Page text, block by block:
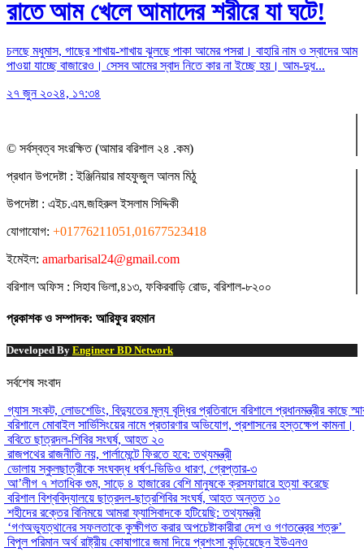
রাতে আম খেলে আমাদের শরীরে যা ঘটে!
চলছে মধুমাস, গাছের শাখায়-শাখায় ঝুলছে পাকা আমের পসরা। বাহারি নাম ও স্বাদের আম
পাওয়া যাচ্ছে বাজারেও। সেসব আমের স্বাদ নিতে কার না ইচ্ছে হয়। আম-দুধ...
২৭ জুন ২০২৪, ১৭:৩৪
© সর্বস্বত্ব সংরক্ষিত (আমার বরিশাল ২৪ .কম)
প্রধান ‍উপদেষ্টা : ‍ইঞ্জিনিয়ার মাহফুজুল আলম মিঠু
উপদেষ্টা : এইচ.এম.জহিরুল ইসলাম সিদ্দিকী
যোগাযোগ: +01776211051,01677523418
ইমেইল: amarbarisal24@gmail.com
বরিশাল অফিস : সিহাব ভিলা,৪১৩, ফকিরবাড়ি রোড, বরিশাল-৮২০০
প্রকাশক ও সম্পাদক: আরিফুর রহমান
Developed By Engineer BD Network
সর্বশেষ সংবাদ
গ্যাস সংকট, লোডশেডিং, বিদ্যুতের মূল্য বৃদ্ধির প্রতিবাদে বরিশালে প্রধানমন্ত্রীর কাছে
বরিশালে মোবাইল সার্ভিসিংয়ের নামে প্রতারণার অভিযোগ, প্রশাসনের হস্তক্ষেপ কামনা।
ববিতে ছাত্রদল-শিবির সংঘর্ষ, আহত ২০
রাজপথের রাজনীতি নয়, পার্লামেন্টে ফিরতে হবে: তথ্যমন্ত্রী
ভোলায় স্কুলছাত্রীকে সংঘবদ্ধ ধর্ষণ-ভিডিও ধারণ, গ্রেপ্তার-৩
আ’লীগ ৭ শতাধিক গুম, সাড়ে ৪ হাজারের বেশি মানুষকে ক্রসফায়ারে হত্যা করেছে
বরিশাল বিশ্ববিদ্যালয়ে ছাত্রদল-ছাত্রশিবির সংঘর্ষ, আহত অন্তত ১০
শহীদের রক্তের বিনিময়ে আমরা ফ্যাসিবাদকে হটিয়েছি: তথ্যমন্ত্রী
‘গণঅভ্যুত্থানের সফলতাকে কুক্ষীগত করার অপচেষ্টাকারীরা দেশ ও গণতন্ত্রের শত্রু’
বিপুল পরিমান অর্থ রাষ্ট্রীয় কোষাগারে জমা দিয়ে প্রশংসা কুড়িয়েছেন ইউএনও